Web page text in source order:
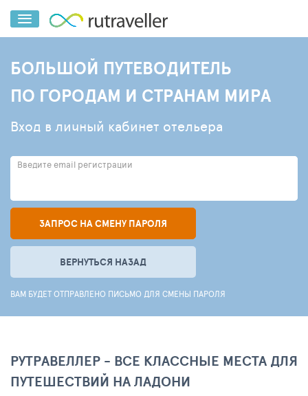
БОЛЬШОЙ ПУТЕВОДИТЕЛЬ
ПО ГОРОДАМ И СТРАНАМ МИРА
Вход в личный кабинет отельера
Введите email регистрации
ЗАПРОС НА СМЕНУ ПАРОЛЯ
ВЕРНУТЬСЯ НАЗАД
ВАМ БУДЕТ ОТПРАВЛЕНО ПИСЬМО ДЛЯ СМЕНЫ ПАРОЛЯ
РУТРАВЕЛЛЕР - ВСЕ КЛАССНЫЕ МЕСТА ДЛЯ
ПУТЕШЕСТВИЙ НА ЛАДОНИ